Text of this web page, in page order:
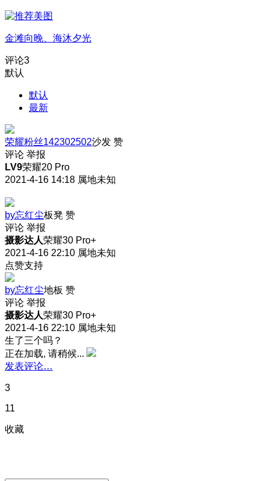
金滩向晚、海沐夕光
评论3
默认
默认
最新
荣耀粉丝142302502沙发 赞
评论 举报
LV9荣耀20 Pro
2021-4-16 14:18 属地未知
by忘红尘板凳 赞
评论 举报
摄影达人荣耀30 Pro+
2021-4-16 22:10 属地未知
点赞支持
by忘红尘地板 赞
评论 举报
摄影达人荣耀30 Pro+
2021-4-16 22:10 属地未知
生了三个吗？
正在加载, 请稍候...
发表评论…
3
11
收藏